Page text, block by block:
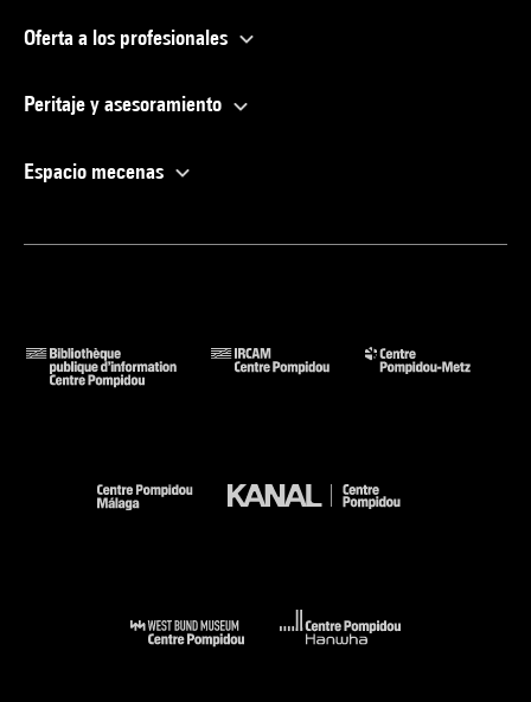
Oferta a los profesionales
Peritaje y asesoramiento
Espacio mecenas